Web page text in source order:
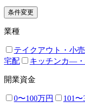
条件変更
業種
テイクアウト・小売
宅配
キッチンカ―
開業資金
0〜100万円 101〜